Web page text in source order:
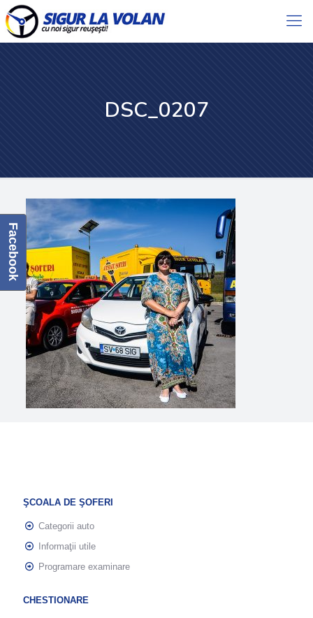
DSC_0207
ŞCOALA DE ŞOFERI
Categorii auto
Informaţii utile
Programare examinare
CHESTIONARE
Facebook